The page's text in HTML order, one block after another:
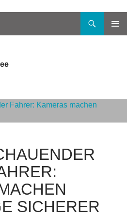
SICHERER